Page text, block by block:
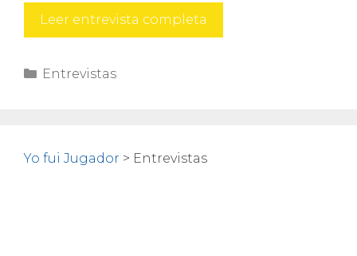
Leer entrevista completa
Suárez
Categorías
Entrevistas
Yo fui Jugador > Entrevistas